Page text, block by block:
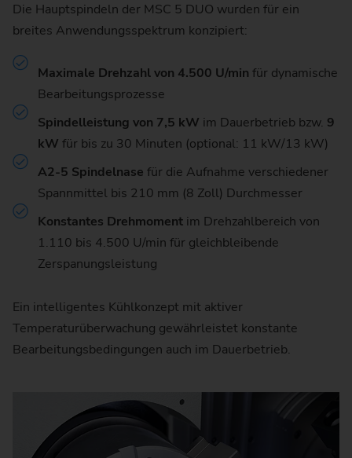
Die Hauptspindeln der MSC 5 DUO wurden für ein
breites Anwendungsspektrum konzipiert:
Maximale Drehzahl von 4.500 U/min für dynamische
Bearbeitungsprozesse
Spindelleistung von 7,5 kW im Dauerbetrieb bzw. 9
kW für bis zu 30 Minuten (optional: 11 kW/13 kW)
A2-5 Spindelnase für die Aufnahme verschiedener
Spannmittel bis 210 mm (8 Zoll) Durchmesser
Konstantes Drehmoment im Drehzahlbereich von
1.110 bis 4.500 U/min für gleichbleibende
Zerspanungsleistung
Ein intelligentes Kühlkonzept mit aktiver
Temperaturüberwachung gewährleistet konstante
Bearbeitungsbedingungen auch im Dauerbetrieb.